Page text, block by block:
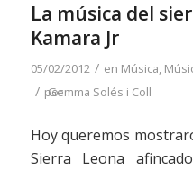
La música del
Kamara Jr
05/02/2012 / en Música,
/ por
Gemma Solés i Coll
Hoy queremos
Sierra Leona